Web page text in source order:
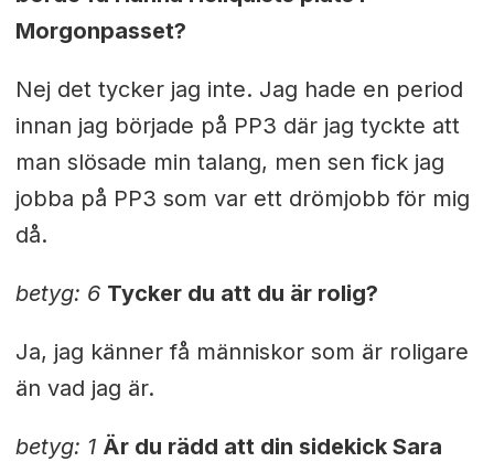
Morgonpasset?
Nej det tycker jag inte. Jag hade en period
innan jag började på PP3 där jag tyckte att
man slösade min talang, men sen fick jag
jobba på PP3 som var ett drömjobb för mig
då.
betyg: 6 Tycker du att du är rolig?
Ja, jag känner få människor som är roligare
än vad jag är.
betyg: 1 Är du rädd att din sidekick Sara